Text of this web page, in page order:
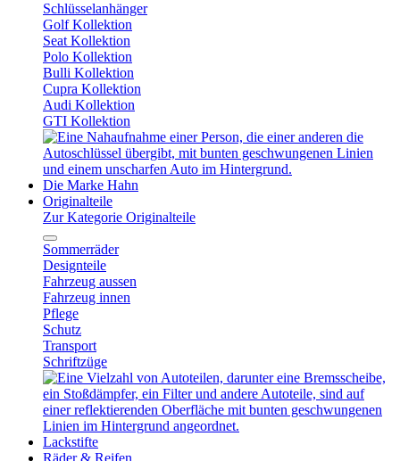
Schlüsselanhänger
Golf Kollektion
Seat Kollektion
Polo Kollektion
Bulli Kollektion
Cupra Kollektion
Audi Kollektion
GTI Kollektion
Die Marke Hahn
Originalteile
Zur Kategorie Originalteile
Sommerräder
Designteile
Fahrzeug aussen
Fahrzeug innen
Pflege
Schutz
Transport
Schriftzüge
Lackstifte
Räder & Reifen